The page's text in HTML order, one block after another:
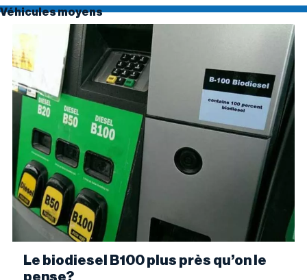
Véhicules moyens
Le biodiesel B100 plus près qu’on le
pense?